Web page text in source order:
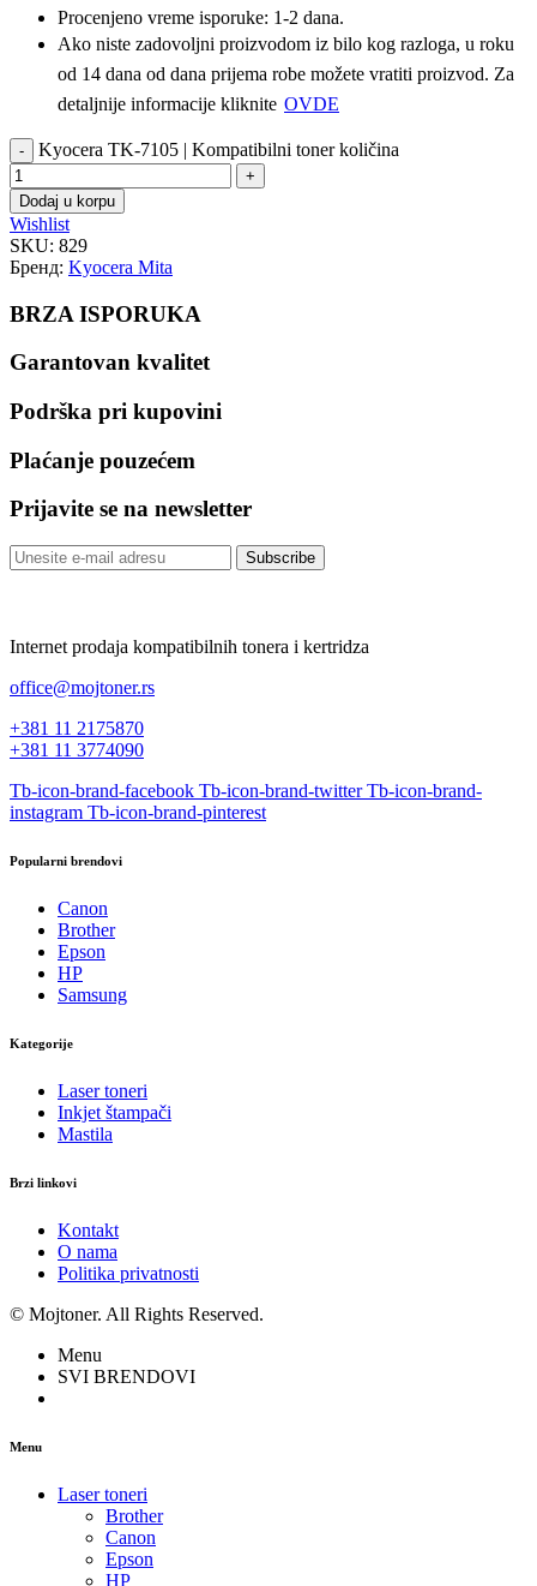
Procenjeno vreme isporuke: 1-2 dana.
Ako niste zadovoljni proizvodom iz bilo kog razloga, u roku
od 14 dana od dana prijema robe možete vratiti proizvod. Za
detaljnije informacije kliknite OVDE
Kyocera TK-7105 | Kompatibilni toner količina
Dodaj u korpu
Wishlist
SKU: 829
Бренд: Kyocera Mita
BRZA ISPORUKA
Garantovan kvalitet
Podrška pri kupovini
Plaćanje pouzećem
Prijavite se na newsletter
Subscribe
Internet prodaja kompatibilnih tonera i kertridza
office@mojtoner.rs
+381 11 2175870
+381 11 3774090
Tb-icon-brand-facebook Tb-icon-brand-twitter Tb-icon-brand-
instagram Tb-icon-brand-pinterest
Popularni brendovi
Canon
Brother
Epson
HP
Samsung
Kategorije
Laser toneri
Inkjet štampači
Mastila
Brzi linkovi
Kontakt
O nama
Politika privatnosti
© Mojtoner. All Rights Reserved.
Menu
SVI BRENDOVI
Menu
Laser toneri
Brother
Canon
Epson
HP